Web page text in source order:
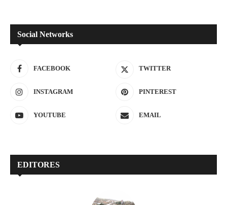
Social Networks
FACEBOOK TWITTER
INSTAGRAM PINTEREST
YOUTUBE EMAIL
EDITORES